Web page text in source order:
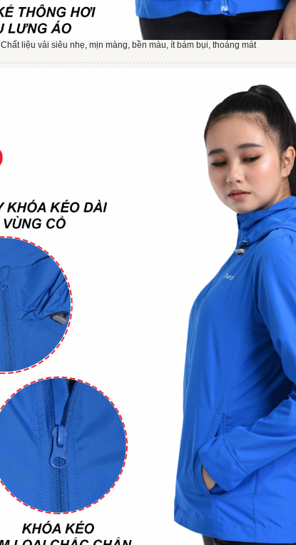
Chất liệu vải siêu nhẹ, mịn màng, bền màu, ít bám bụi, thoáng mát